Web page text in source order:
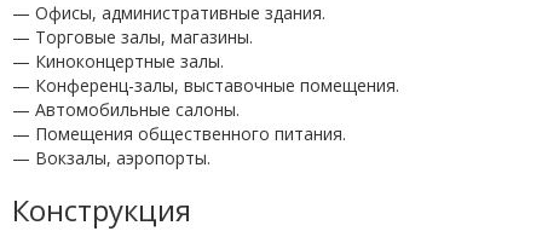
— Офисы, административные здания.
— Торговые залы, магазины.
— Киноконцертные залы.
— Конференц-залы, выставочные помещения.
— Автомобильные салоны.
— Помещения общественного питания.
— Вокзалы, аэропорты.
Конструкция